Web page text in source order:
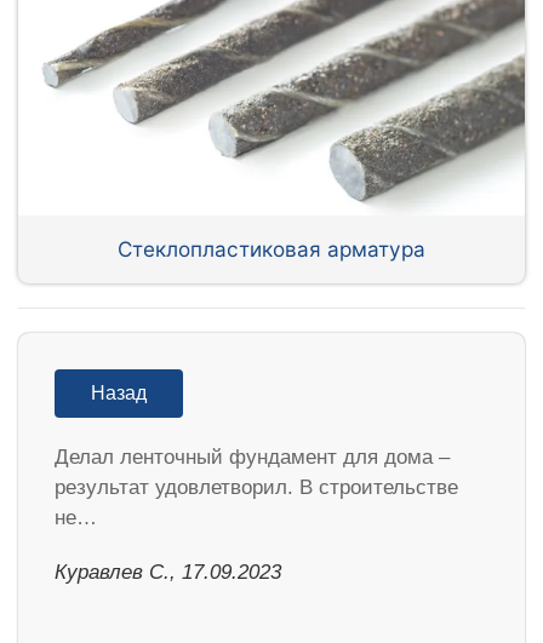
Стеклопластиковая арматура
Назад
Делал ленточный фундамент для дома –
результат удовлетворил. В строительстве
не…
Куравлев С., 17.09.2023